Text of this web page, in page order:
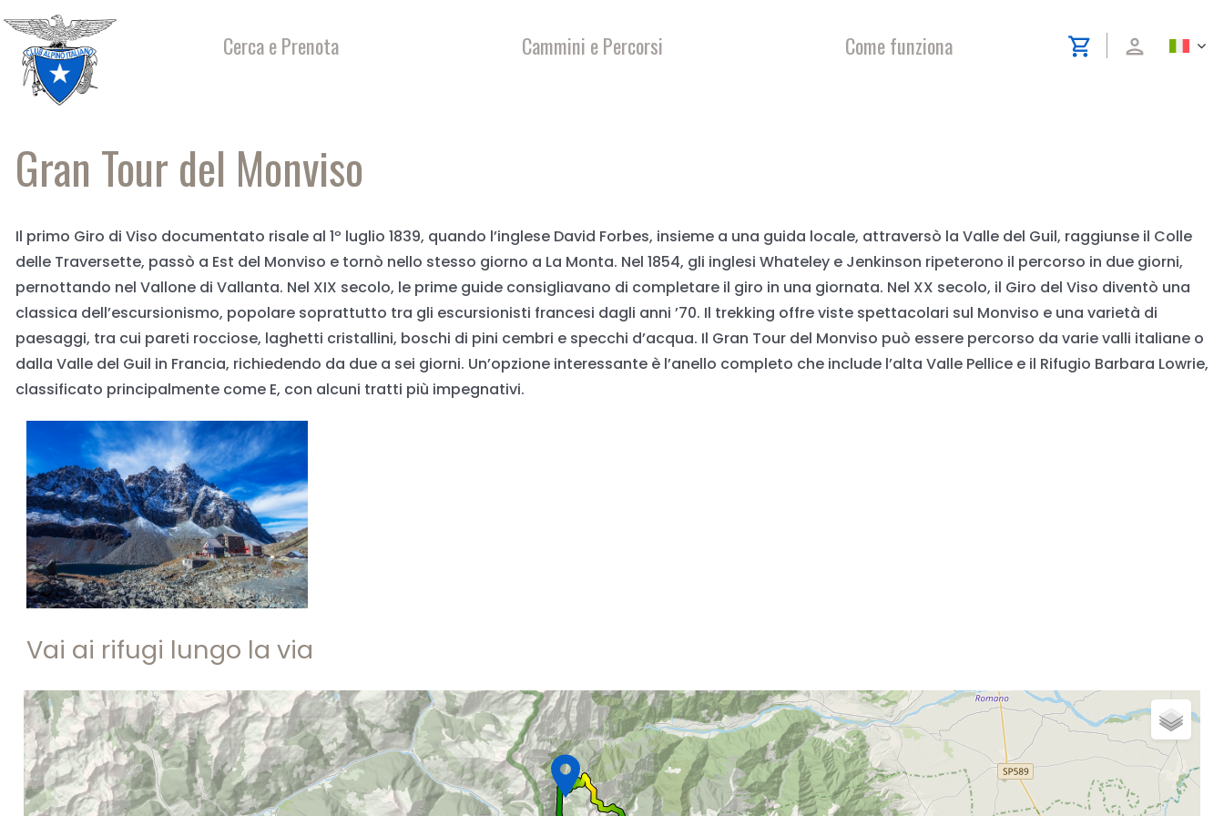
contenuto
Cerca e Prenota Cammini e Percorsi Come funziona shopping_cart person
Gran Tour del Monviso
Il primo Giro di Viso documentato risale al 1º luglio 1839, quando l’inglese David Forbes, insieme a una guida locale, attraversò la Valle del Guil, raggiunse il Colle
delle Traversette, passò a Est del Monviso e tornò nello stesso giorno a La Monta. Nel 1854, gli inglesi Whateley e Jenkinson ripeterono il percorso in due giorni,
pernottando nel Vallone di Vallanta. Nel XIX secolo, le prime guide consigliavano di completare il giro in una giornata. Nel XX secolo, il Giro del Viso diventò una
classica dell’escursionismo, popolare soprattutto tra gli escursionisti francesi dagli anni ’70. Il trekking offre viste spettacolari sul Monviso e una varietà di
paesaggi, tra cui pareti rocciose, laghetti cristallini, boschi di pini cembri e specchi d’acqua. Il Gran Tour del Monviso può essere percorso da varie valli italiane o
dalla Valle del Guil in Francia, richiedendo da due a sei giorni. Un’opzione interessante è l’anello completo che include l’alta Valle Pellice e il Rifugio Barbara Lowrie,
classificato principalmente come E, con alcuni tratti più impegnativi.
Vai ai rifugi lungo la via